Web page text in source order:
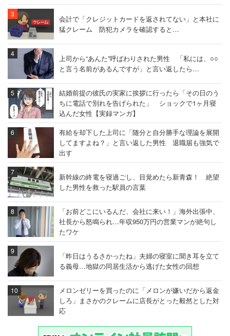
会計で「クレジットカードを返されてない」と本社に
猛クレーム 防犯カメラを確認すると…
上司から“あんた”呼ばわりされた男性 「私には、○○
と言う名前があるんですが」と言い返したら…
結婚前提の彼氏の実家に挨拶に行ったら「その日のう
ちに電話で別れを告げられた」 ショックで1ヶ月寝
込んだ女性【実録マンガ】
有給を却下した上司に「随分と自分勝手な理論を展開
してますよね？」と言い返した男性 退職届も強気で
出す
新幹線の終電を寝過ごし、目覚めたら新青森！ 絶望
した男性を救った駅員の言葉
「お前どこにいるんだ、会社に来い！」海外出張中、
社長から怒鳴られ…年収950万円の営業マンが絶句し
たワケ
「昨日はうるさかったね」夫婦の寝室に聞き耳を立て
る義母…地獄の同居生活から逃げた女性の回想
メロンゼリーを買ったのに「メロンが嫌いだから返金
しろ」まさかのクレームに店長がとった毅然とした対
応